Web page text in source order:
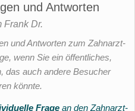
und Antworten
Frank Dr.
und Antworten zum Zahnarzt-
wenn Sie ein öffentliches,
das auch andere Besucher
könnte.
Fragean den Zahnarzt-